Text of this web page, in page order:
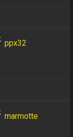
ppx32
marmotte